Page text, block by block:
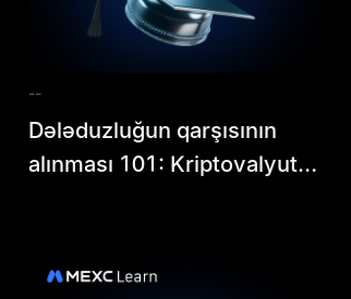
--
Dələduzluğun qarşısının
alınması 101: Kriptovalyuta
qaçmaq olar